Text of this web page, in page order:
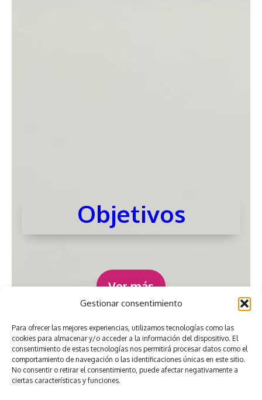
Gestionar consentimiento
Para ofrecer las mejores experiencias, utilizamos tecnologías como las
cookies para almacenar y/o acceder a la información del dispositivo. El
consentimiento de estas tecnologías nos permitirá procesar datos como el
comportamiento de navegación o las identificaciones únicas en este sitio.
No consentir o retirar el consentimiento, puede afectar negativamente a
ciertas características y funciones.
Objetivos
Ver más